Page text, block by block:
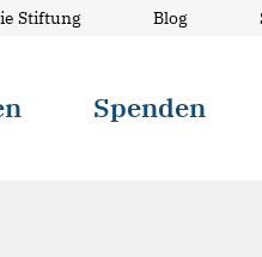
Stiftung Blog
Spenden